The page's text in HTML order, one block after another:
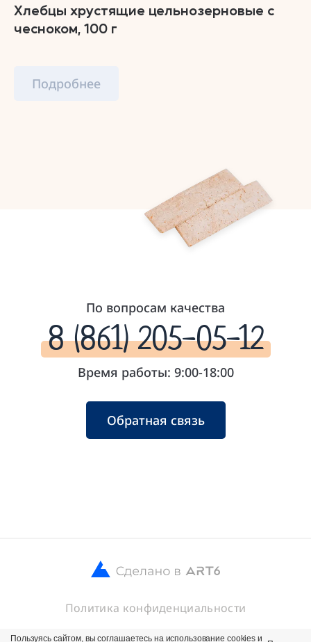
Хлебцы хрустящие цельнозерновые с
чесноком, 100 г
Подробнее
По вопросам качества
8 (861) 205-05-12
Время работы: 9:00-18:00
Обратная связь
© 2026 ООО Кубанские Хлебцы
Политика конфиденциальности
Пользуясь сайтом, вы соглашаетесь на использование cookies и